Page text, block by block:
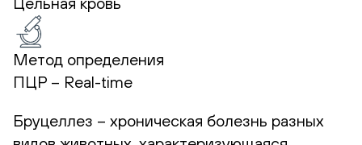
Метод определения
ПЦР – Real-time
Бруцеллез – хроническая болезнь разных